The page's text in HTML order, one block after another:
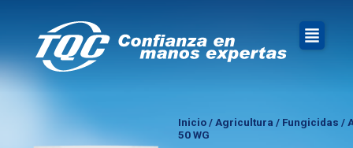
Inicio / Agricultura / Fungicidas /
50 WG